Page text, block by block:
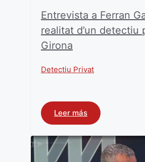
Entrevista a Ferran
realitat d’un detectiu
Girona
Detectiu Privat
Leer más